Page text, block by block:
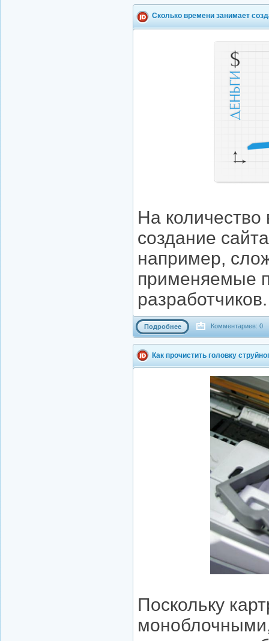
Сколько времени занимает
На количество
создание
например,
применяемые
разработчиков.
Подробнее Комментариев: 0
Как прочистить головку
Поскольку